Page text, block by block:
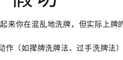
来你在混乱地洗牌，但实际上牌
作（如撵牌洗牌法、过手洗牌法